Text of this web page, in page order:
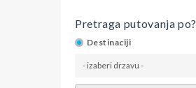
Pretraga putovanja po?
Destinaciji
- izaberi drzavu -